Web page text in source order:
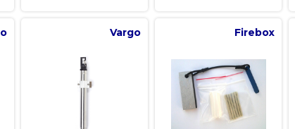
Vargo Firebox